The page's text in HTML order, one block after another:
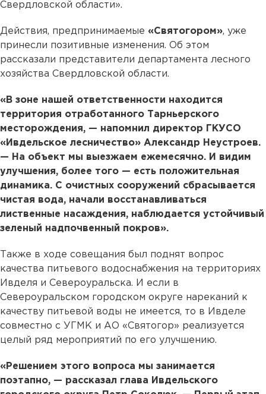
Свердловской области».
Действия, предпринимаемые «Святогором», уже
принесли позитивные изменения. Об этом
рассказали представители департамента лесного
хозяйства Свердловской области.
«В зоне нашей ответственности находится
территория отработанного Тарньерского
месторождения, — напомнил директор ГКУСО
«Ивдельское лесничество» Александр Неустроев.
— На объект мы выезжаем ежемесячно. И видим
улучшения, более того — есть положительная
динамика. С очистных сооружений сбрасывается
чистая вода, начали восстанавливаться
лиственные насаждения, наблюдается устойчивый
зеленый надпочвенный покров».
Также в ходе совещания был поднят вопрос
качества питьевого водоснабжения на территориях
Ивделя и Североуральска. И если в
Североуральском городском округе нареканий к
качеству питьевой воды не имеется, то в Ивделе
совместно с УГМК и АО «Святогор» реализуется
целый ряд мероприятий по его улучшению.
«Решением этого вопроса мы занимается
поэтапно, — рассказал глава Ивдельского